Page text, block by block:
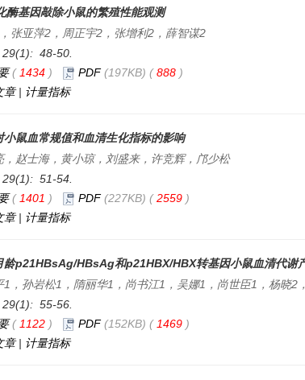
酶基因敲除小鼠的繁殖性能观测
张亚萍2，周正宇2，张增利2，薛智谋2
48-50.
( 1434 ) PDF(197KB) (888 )
章| 计量指标
小鼠血常规值和血清生化指标的影响
，赵士海，黄小琼，刘盛来，许竞辉，邝少松
51-54.
( 1401 ) PDF(227KB) (2559 )
章| 计量指标
龄p21HBsAg/HBsAg和p21HBX/HBX转基因小鼠血清代谢
1，孙岩松1，隋丽华1，尚书江1，吴娜1，尚世臣1，杨晓
55-56.
( 1122 ) PDF(152KB) (1469 )
章| 计量指标